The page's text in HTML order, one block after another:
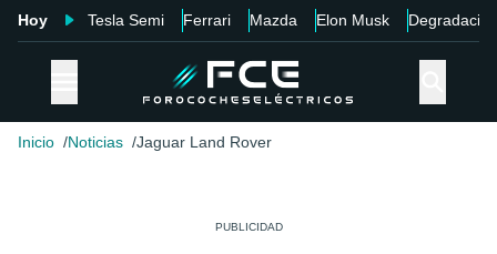
Hoy Tesla Semi Ferrari Mazda Elon Musk Degradación
Inicio Noticias Jaguar Land Rover